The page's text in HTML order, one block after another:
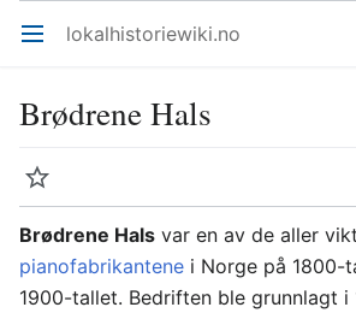
Åpne hovedmenyen lokalhistoriewiki.no
Brødrene Hals
Overvåk
Brødrene Hals var en av de aller
pianofabrikantene i Norge på 1800-
1900-tallet. Bedriften ble grunnlagt i